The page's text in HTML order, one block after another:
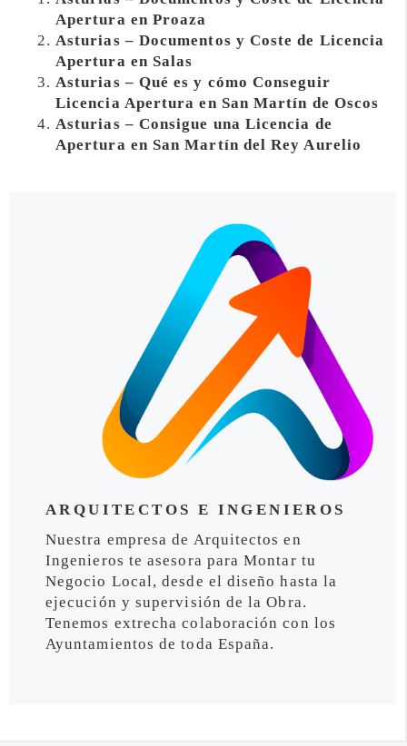
Apertura en Proaza
Asturias – Documentos y Coste de Licencia
Apertura en Salas
Asturias – Qué es y cómo Conseguir
Licencia Apertura en San Martín de Oscos
Asturias – Consigue una Licencia de
Apertura en San Martín del Rey Aurelio
ARQUITECTOS E INGENIEROS
Nuestra empresa de Arquitectos en
Ingenieros te asesora para Montar tu
Negocio Local, desde el diseño hasta la
ejecución y supervisión de la Obra.
Tenemos extrecha colaboración con los
Ayuntamientos de toda España.